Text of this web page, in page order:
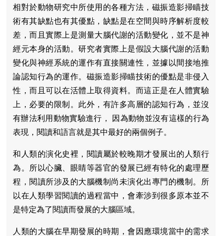
相對於動物研究中所使用的各種方法，磁振造影掃瞄技
術有其缺點也有其優點，缺點是在空間與時序解析度較
差，而且實際上是測量大腦代謝的活動變化，並不是神
經元本身的活動。研究者實際上是假設大腦代謝的活動
變化與神經系統的運作有直接關連性，並據以間接地推
論認知行為的運作。磁振造影掃瞄技術的優點是非侵入
性，而且可以在活體上取得資料。而這正是在人體實驗
上，必要的限制。此外，有許多高層的認知行為，並沒
有辦法利用動物實驗進行， 因為動物並沒有這樣的行為
表現，閱讀和語言就是其中最好的兩個例子。
和人類的演化史裡，閱讀屬於較晚期才發展出的人類行
為。所以心臟、眼睛等器官的發展已經有特化的處理歷
程，閱讀所涉及的大腦機制尚未演化出專門的機制。所
以在人類學習閱讀的過程當中，會牽涉到很多原本並不
是特定為了閱讀而發展的大腦區域。
人類的大腦在早期發展的時期，會因應環境當中的需求